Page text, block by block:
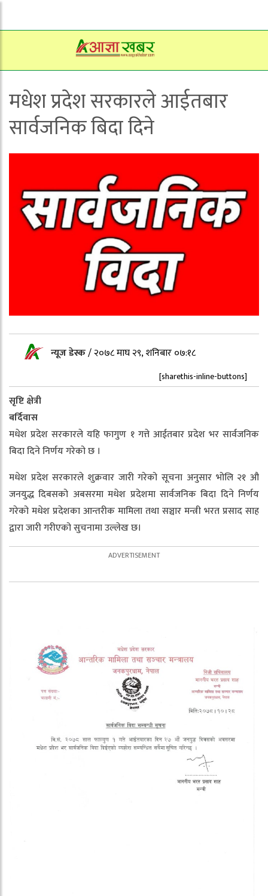
मधेश प्रदेश सरकारले आईतबार
सार्वजनिक बिदा दिने
न्यूज डेस्क/२०७८ माघ २९, शनिबार ०७:१८
[sharethis-inline-buttons]
सृष्टि क्षेत्री
बर्दिवास
मधेश प्रदेश सरकारले यहि फागुण १ गत्ते आईतबार प्रदेश भर सार्वजनिक
बिदा दिने निर्णय गरेको छ ।
मधेश प्रदेश सरकारले शुक्रवार जारी गरेको सूचना अनुसार भोलि २१ औ
जनयुद्ध दिबसको अबसरमा मधेश प्रदेशमा सार्वजनिक बिदा दिने निर्णय
गरेको मधेश प्रदेशका आन्तरीक मामिला तथा सञ्चार मन्त्री भरत प्रसाद साह
द्वारा जारी गरीएको सुचनामा उल्लेख छ।